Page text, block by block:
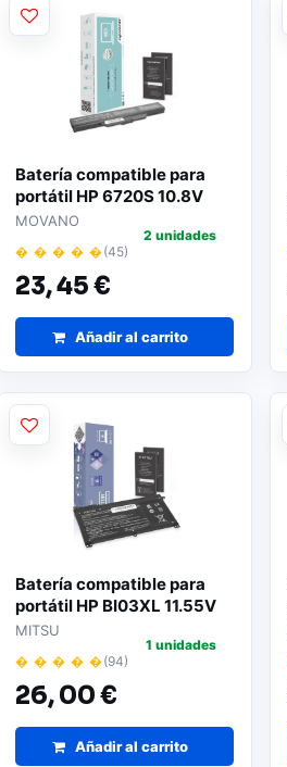
Batería compatible para
portátil HP 6720S 10.8V
4400 mAh Movano
MOVANO
� � � � �(45)
23,45 €
2 unidades
Añadir al carrito
Batería compatible para
portátil HP BI03XL 11.55V
3400mAh Mitsu
MITSU
� � � � �(94)
26,00 €
1 unidades
Añadir al carrito